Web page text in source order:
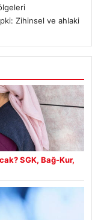
Zihinsel ve ahlaki
SGK, Bağ-Kur,